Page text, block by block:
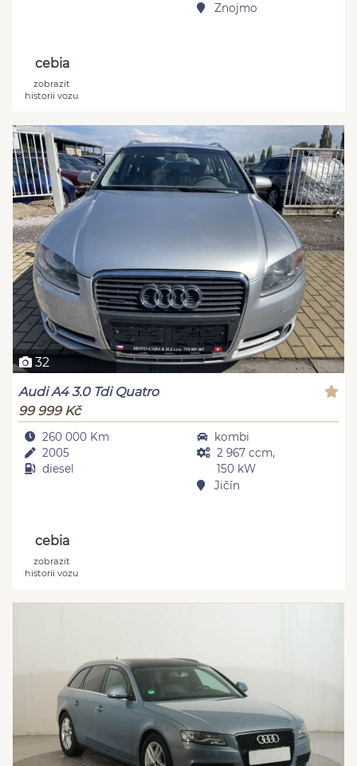
Znojmo
cebia
zobrazit
historii vozu
32
Audi A4 3.0 Tdi Quatro
99 999 Kč
260 000 Km
2005
diesel
kombi
2 967 ccm,
150 kW
Jičín
cebia
zobrazit
historii vozu